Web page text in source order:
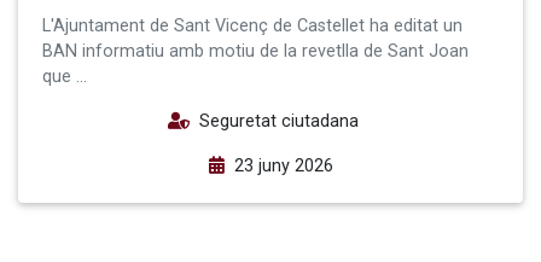
L'Ajuntament de Sant Vicenç de Castellet ha editat un
BAN informatiu amb motiu de la revetlla de Sant Joan
que …
Seguretat ciutadana
23 juny 2026